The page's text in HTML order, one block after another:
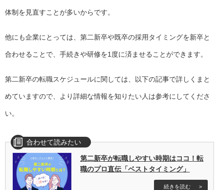
体制を見直すことが多いからです。
他にも企業にとっては、第二新卒や既卒の採用タイミングを新卒と
合わせることで、手続きや研修を1度に済ませることができます。
第二新卒の転職スケジュールに関しては、以下の記事で詳しくまと
めていますので、より詳細な情報を知りたい人は参考にしてくださ
い。
合わせて読みたい
第二新卒が転職しやすい時期はココ！転
職のプロ直伝「ベストタイミング」
続きを読む